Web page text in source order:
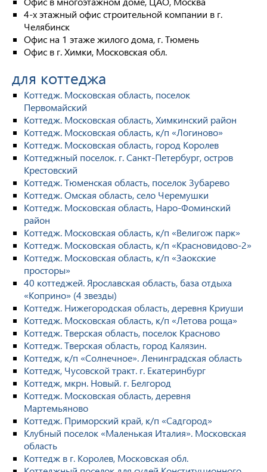
4-х этажный офис строительной компании в г.
Челябинск
Офис на 1 этаже жилого дома, г. Тюмень
Офис в г. Химки, Московская обл.
для коттеджа
Коттедж. Московская область, поселок
Первомайский
Коттедж. Московская область, Химкинский район
Коттедж. Московская область, к/п «Логиново»
Коттедж. Московская область, город Королев
Коттеджный поселок. г. Санкт-Петербург, остров
Крестовский
Коттедж. Тюменская область, поселок Зубарево
Коттедж. Омская область, село Черемушки
Коттедж. Московская область, Наро-Фоминский
район
Коттедж. Московская область, к/п «Велигож парк»
Коттедж. Московская область, к/п «Красновидово-2»
Коттедж. Московская область, к/п «Заокские
просторы»
40 коттеджей. Ярославская область, база отдыха
«Коприно» (4 звезды)
Коттедж. Нижегородская область, деревня Криуши
Коттедж. Московская область, к/п «Летова роща»
Коттедж. Тверская область, поселок Красново
Коттедж. Тверская область, город Калязин.
Коттедж, к/п «Солнечное». Ленинградская область
Коттедж, Чусовской тракт. г. Екатеринбург
Коттедж, мкрн. Новый. г. Белгород
Коттедж. Московская область, деревня
Мартемьяново
Коттедж. Приморский край, к/п «Садгород»
Клубный поселок «Маленькая Италия». Московская
область
Коттедж в г. Королев, Московская обл.